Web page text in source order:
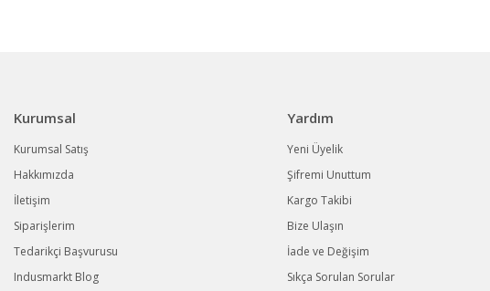
Kurumsal
Kurumsal Satış
Hakkımızda
İletişim
Siparişlerim
Tedarikçi Başvurusu
Indusmarkt Blog
Yardım
Yeni Üyelik
Şifremi Unuttum
Kargo Takibi
Bize Ulaşın
İade ve Değişim
Sıkça Sorulan Sorular